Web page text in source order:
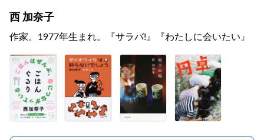
西 加奈子
作家。1977年生まれ。『サラバ!』『わたしに会いたい』